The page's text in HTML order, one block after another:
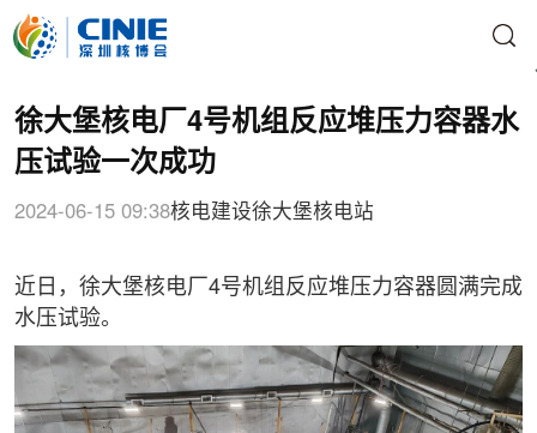
徐大堡核电厂4号机组反应堆压力容器水
压试验一次成功
2024-06-15 09:38核电建设徐大堡核电站
近日，徐大堡核电厂4号机组反应堆压力容器圆满完成
水压试验。